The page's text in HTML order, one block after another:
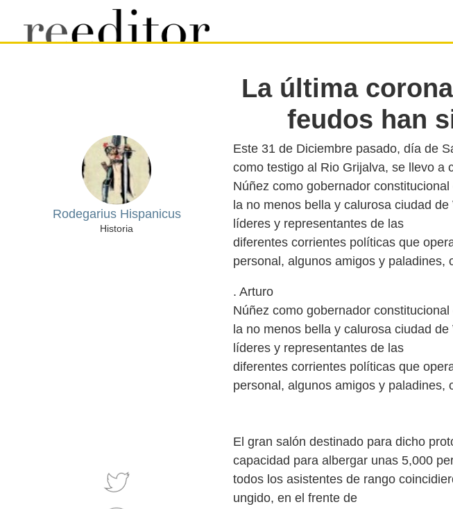
Rodegarius Hispanicus
Historia
La última
feudos han
Este 31 de Diciembre pasado, día de
como testigo al Rio Grijalva, se llevo a
Núñez como gobernador
la no menos bella y calurosa ciudad
líderes y representantes de las
diferentes corrientes políticas que
. Arturo
Núñez como gobernador
la no menos bella y calurosa ciudad
líderes y representantes de las
diferentes corrientes políticas que
personal, algunos amigos y paladines,
El gran salón destinado para dicho
capacidad para albergar unas 5,000
todos los asistentes de rango
ungido, en el frente de